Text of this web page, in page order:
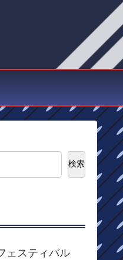
検索
ェスティバル